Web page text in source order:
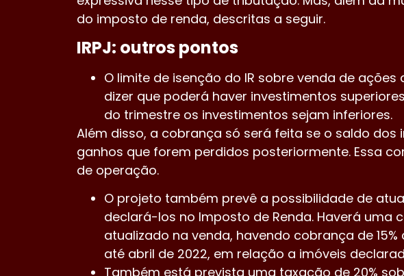
do imposto de renda, descritas a seguir.
IRPJ: outros pontos
O limite de isenção do IR sobre venda de
dizer que poderá haver investimentos
do trimestre os investimentos sejam inferiores.
Além disso, a cobrança só será feita se o saldo
ganhos que forem perdidos posteriormente. Essa
de operação.
O projeto também prevê a possibilidade de
declará-los no Imposto de Renda. Haverá uma
atualizado na venda, havendo cobrança de
até abril de 2022, em relação a imóveis
Também está prevista uma taxação de 20%